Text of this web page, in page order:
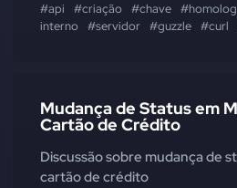
#api #criação #chave
interno
#servidor #guzzle #curl
Mudança de Status em
Cartão de Crédito
Discussão sobre mudança de
cartão de crédito